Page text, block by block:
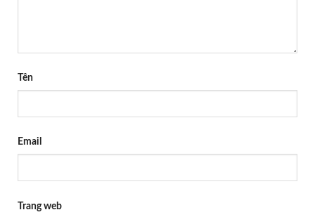
Tên
Email
Trang web